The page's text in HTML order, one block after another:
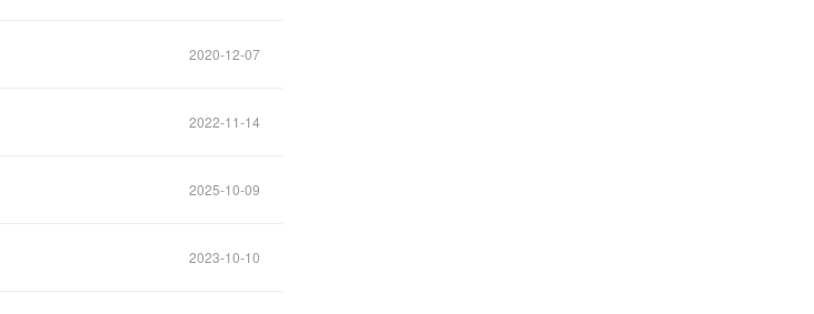
2020-12-07
2022-11-14
2025-10-09
2023-10-10